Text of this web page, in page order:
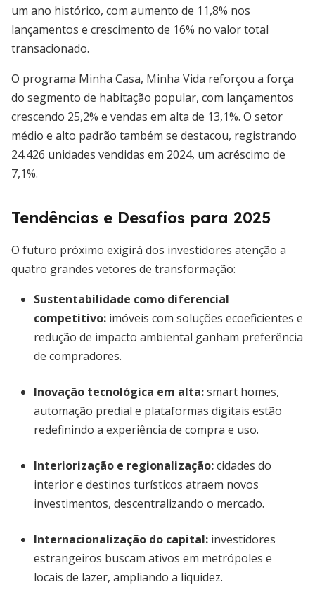
um ano histórico, com aumento de 11,8% nos
lançamentos e crescimento de 16% no valor total
transacionado.
O programa Minha Casa, Minha Vida reforçou a força
do segmento de habitação popular, com lançamentos
crescendo 25,2% e vendas em alta de 13,1%. O setor
médio e alto padrão também se destacou, registrando
24.426 unidades vendidas em 2024, um acréscimo de
7,1%.
Tendências e Desafios para 2025
O futuro próximo exigirá dos investidores atenção a
quatro grandes vetores de transformação:
Sustentabilidade como diferencial
competitivo: imóveis com soluções ecoeficientes e
redução de impacto ambiental ganham preferência
de compradores.
Inovação tecnológica em alta:smart homes,
automação predial e plataformas digitais estão
redefinindo a experiência de compra e uso.
Interiorização e regionalização:cidades do
interior e destinos turísticos atraem novos
investimentos, descentralizando o mercado.
Internacionalização do capital: investidores
estrangeiros buscam ativos em metrópoles e
locais de lazer, ampliando a liquidez.